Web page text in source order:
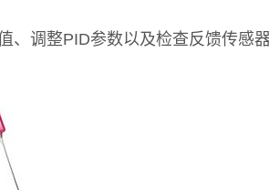
、调整PID参数以及检查反馈传感